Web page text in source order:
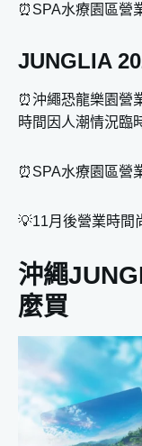
FOOD CART
沖繩JUNGLIA恐龍
🚌 大眾交通工具
沖繩JUNGLIA恐龍
與奢華
Orion Hotel
的奢華享受
Kanucha
Hyatt Regency
頂級享受
沖繩JUNGLIA恐龍
⏰SPA水療園區營
JUNGLIA
⏰沖繩恐龍樂園營
時間因人潮情況臨
⏰SPA水療園區營
💡11月後營業時間
沖繩
麼買